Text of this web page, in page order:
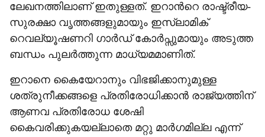
ലേഖനത്തിലാണ് ഇതുള്ളത്. ഇറാന്‍റെ രാഷ്ട്രീയ-
സുരക്ഷാ വൃത്തങ്ങളുമായും ഇസ്ലാമിക്
റെവല്യൂഷണറി ഗാർഡ് കോർപ്സുമായും അടുത്ത
ബന്ധം പുലർത്തുന്ന മാധ്യമമാണിത്.
ഇറാനെ കൈയേറാനും വിഭജിക്കാനുമുള്ള
ശത്രുനീക്കങ്ങളെ പ്രതിരോധിക്കാൻ രാജ്യത്തിന്
ആണവ പ്രതിരോധ ശേഷി
കൈവരിക്കുകയല്ലാതെ മറ്റു മാർഗമില്ല എന്ന്